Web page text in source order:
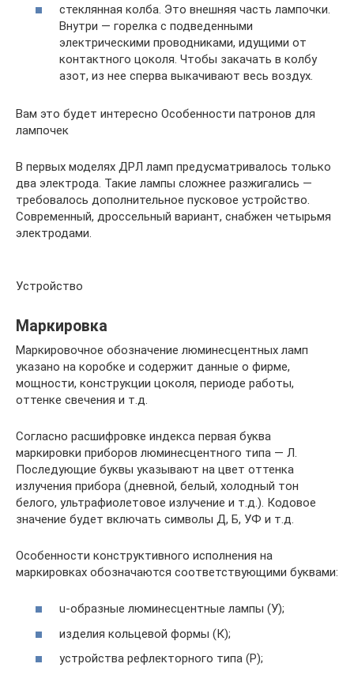
стеклянная колба. Это внешняя часть лампочки.
Внутри — горелка с подведенными
электрическими проводниками, идущими от
контактного цоколя. Чтобы закачать в колбу
азот, из нее сперва выкачивают весь воздух.
Вам это будет интересно Особенности патронов для
лампочек
В первых моделях ДРЛ ламп предусматривалось только
два электрода. Такие лампы сложнее разжигались —
требовалось дополнительное пусковое устройство.
Современный, дроссельный вариант, снабжен четырьмя
электродами.
Устройство
Маркировка
Маркировочное обозначение люминесцентных ламп
указано на коробке и содержит данные о фирме,
мощности, конструкции цоколя, периоде работы,
оттенке свечения и т.д.
Согласно расшифровке индекса первая буква
маркировки приборов люминесцентного типа — Л.
Последующие буквы указывают на цвет оттенка
излучения прибора (дневной, белый, холодный тон
белого, ультрафиолетовое излучение и т.д.). Кодовое
значение будет включать символы Д, Б, УФ и т.д.
Особенности конструктивного исполнения на
маркировках обозначаются соответствующими буквами:
u-образные люминесцентные лампы (У);
изделия кольцевой формы (К);
устройства рефлекторного типа (Р);